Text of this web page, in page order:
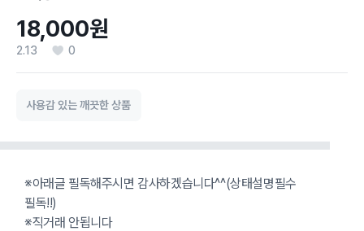
18,000원
2.13 0
사용감 있는 깨끗한 상품
※아래글 필독해주시면 감사하겠습니다^^(상태설명필수
필독!!)
※직거래 안됩니다